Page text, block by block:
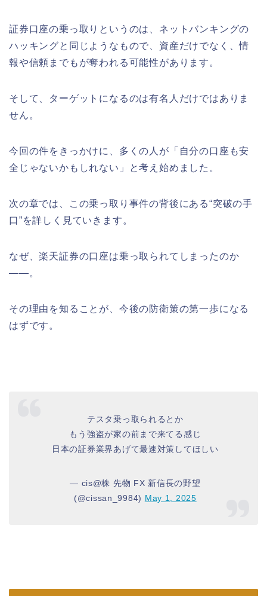
証券口座の乗っ取りというのは、ネットバンキングの
ハッキングと同じようなもので、資産だけでなく、情
報や信頼までもが奪われる可能性があります。
そして、ターゲットになるのは有名人だけではありま
せん。
今回の件をきっかけに、多くの人が「自分の口座も安
全じゃないかもしれない」と考え始めました。
次の章では、この乗っ取り事件の背後にある“突破の手
口”を詳しく見ていきます。
なぜ、楽天証券の口座は乗っ取られてしまったのか
――。
その理由を知ることが、今後の防衛策の第一歩になる
はずです。
テスタ乗っ取られるとか
もう強盗が家の前まで来てる感じ
日本の証券業界あげて最速対策してほしい
— cis@株 先物 FX 新信長の野望
(@cissan_9984) May 1, 2025